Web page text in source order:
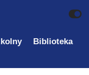
Biblioteka